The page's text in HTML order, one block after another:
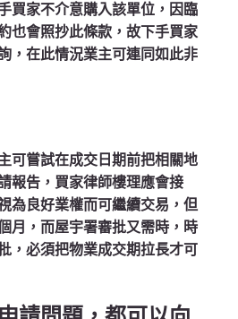
買家不介意購入該單位，因臨
也會照抄此條款，故下手買家
，在此情況業主可連同如此非
可嘗試在成交日期前把相關地
報告，買家律師樓理應會接
為良好業權而可繼續交易，但
月，而屋宇署審批又需時，時
，必須把物業成交期拉長才可